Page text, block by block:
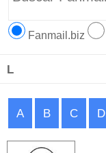
Fanmail.biz
L
A B C D